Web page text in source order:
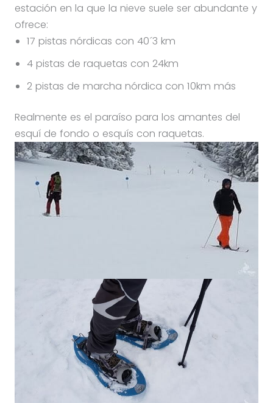
estación en la que la nieve suele ser abundante y
ofrece:
17 pistas nórdicas con 40´3 km
4 pistas de raquetas con 24km
2 pistas de marcha nórdica con 10km más
Realmente es el paraíso para los amantes del
esquí de fondo o esquís con raquetas.